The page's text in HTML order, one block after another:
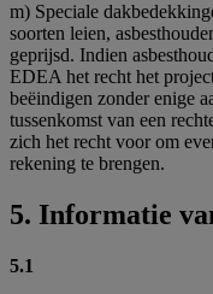
m) Speciale
soorten leien,
geprijsd. Indien
EDEA het recht het
beëindigen zonder enige
tussenkomst van een
zich het recht voor om
rekening te brengen.
5. Informatie
5.1